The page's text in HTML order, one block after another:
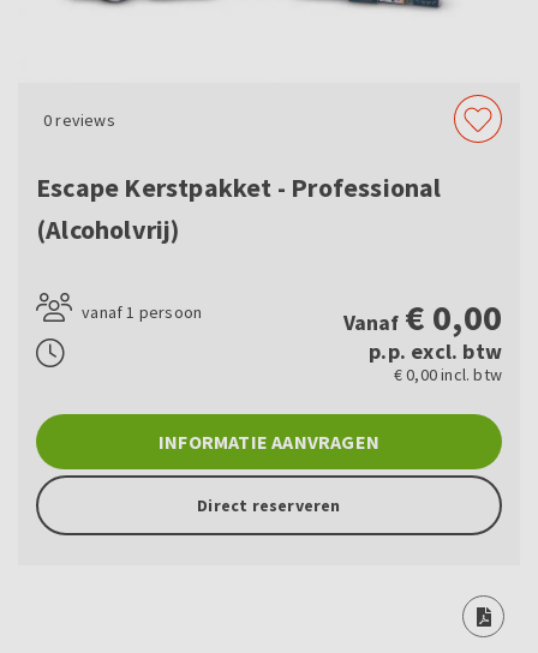
0reviews
Escape Kerstpakket - Professional
(Alcoholvrij)
vanaf 1 persoon Vanaf € 0,00
p.p. excl. btw
€ 0,00 incl. btw
INFORMATIE AANVRAGEN
Direct reserveren